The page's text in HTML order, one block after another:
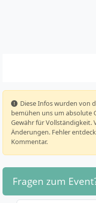
Diese Infos wurden von
bemühen uns um absolute
Gewähr für Vollständigkeit.
Änderungen. Fehler
Kommentar.
Fragen zum